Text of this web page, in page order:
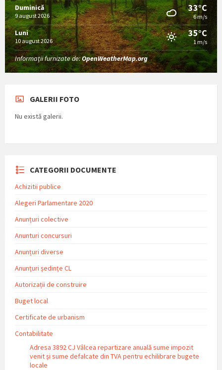
Duminică
9 august 2026
33°C
6 m/s
Luni
10 august 2026
35°C
1 m/s
Informații furnizate de:OpenWeatherMap.org
GALERII FOTO
Nu există galerii.
CATEGORII DOCUMENTE
Achizitii publice
Alegeri Parlamentare 2020
Anunțuri colective
Anunturi concursuri
Anunțuri diverse
Anunțuri ședințe CL
Autorizații de construire
Buget local
Certificate de urbanism
Contabilitate
Adresa 3892 CJ Vâlcea repartizare anuală sume impozit
venit și sume defalcate din TVA pentru echilibrare bugete
locale